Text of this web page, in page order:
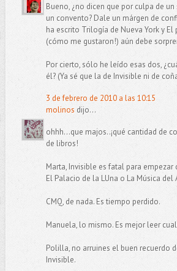
Bueno, ¿no dicen que por culpa de
un convento? Dale un márgen de
ha escrito Trilogía de Nueva York y
(cómo me gustaron!) aún debe
Por cierto, sólo he leído esas dos,
él? (Ya sé que la de Invisible ni de
3 de febrero de 2010 a las 10:15
molinos dijo...
ohhh...que majos..¡qué cantidad de
de libros!
Marta, Invisible es fatal para empezar
El Palacio de la LUna o La Música del
CMQ, de nada. Es tiempo perdido.
Manuela, lo mismo. Es mejor leer
Polilla, no arruines el buen recuerdo
Invisible.